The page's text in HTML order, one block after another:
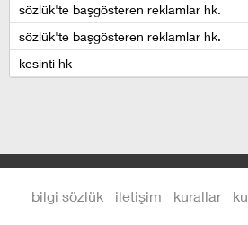
sözlük'te başgösteren reklamlar hk.
sözlük'te başgösteren reklamlar hk.
kesinti hk
bilgi sözlük iletişim kurallar